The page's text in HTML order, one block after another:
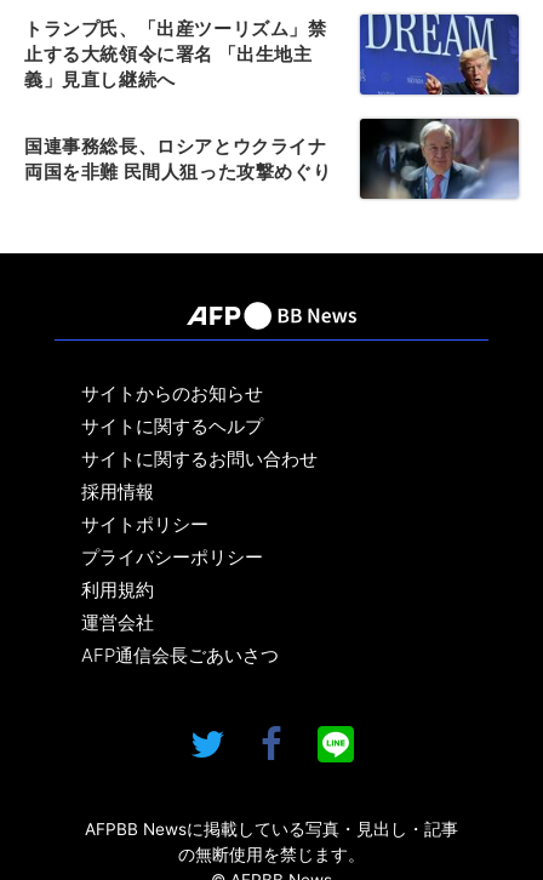
トランプ氏、「出産ツーリズム」禁
止する大統領令に署名 「出生地主
義」見直し継続へ
国連事務総長、ロシアとウクライナ
両国を非難 民間人狙った攻撃めぐり
サイトからのお知らせ
サイトに関するヘルプ
サイトに関するお問い合わせ
採用情報
サイトポリシー
プライバシーポリシー
利用規約
運営会社
AFP通信会長ごあいさつ
AFPBB Newsに掲載している写真・見出し・記事
の無断使用を禁じます。